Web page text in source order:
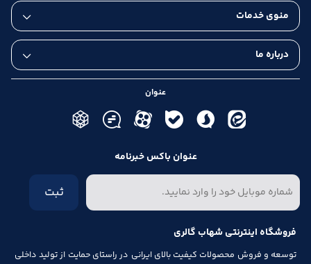
منوی خدمات
درباره ما
عنوان
عنوان باکس خبرنامه
ثبت
فروشگاه اینترنتی شهاب گالری
توسعه و فروش محصولات کیفیت بالای ایرانی در راستای حمایت از تولید داخلی